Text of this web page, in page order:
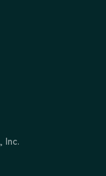
Inc.